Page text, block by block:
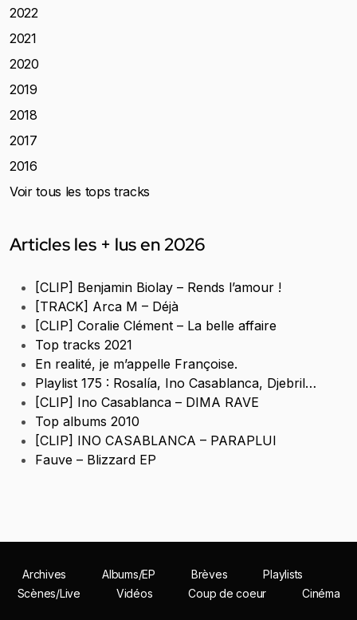
2022
2021
2020
2019
2018
2017
2016
Voir tous les tops tracks
Articles les + lus en 2026
[CLIP] Benjamin Biolay – Rends l’amour !
[TRACK] Arca M – Déjà
[CLIP] Coralie Clément – La belle affaire
Top tracks 2021
En realité, je m’appelle Françoise.
Playlist 175 : Rosalía, Ino Casablanca, Djebril…
[CLIP] Ino Casablanca – DIMA RAVE
Top albums 2010
[CLIP] INO CASABLANCA – PARAPLUI
Fauve – Blizzard EP
Archives Albums/EP Brèves
Playlists
Scènes/Live
Vidéos Coup de coeur Cinéma